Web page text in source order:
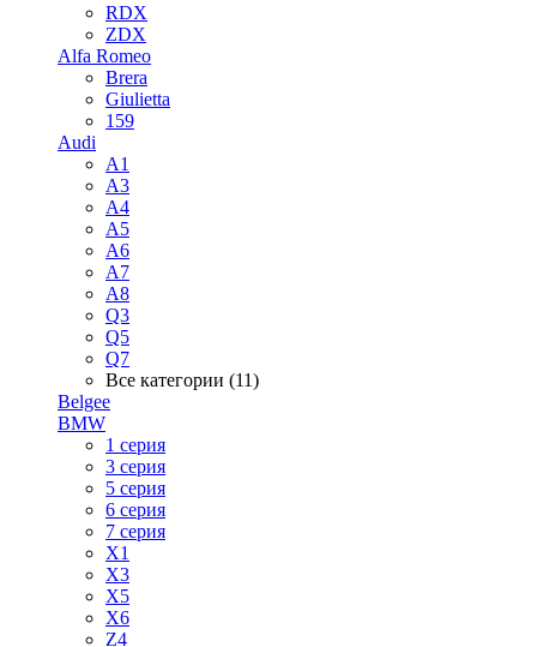
RDX
ZDX
Alfa Romeo
Brera
Giulietta
159
Audi
A1
A3
A4
A5
A6
A7
A8
Q3
Q5
Q7
Все категории (11)
Belgee
BMW
1 серия
3 серия
5 серия
6 серия
7 серия
X1
X3
X5
X6
Z4